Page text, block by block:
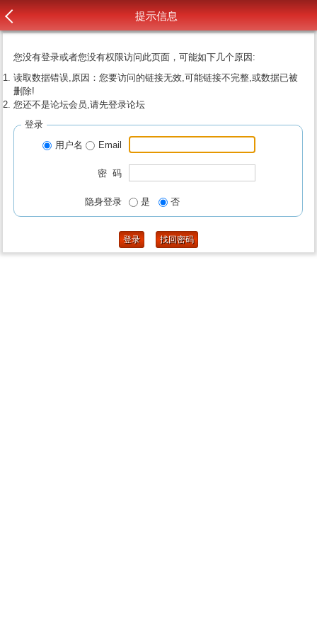
提示信息
您没有登录或者您没有权限访问此页面，可能如下几个原因:
读取数据错误,原因：您要访问的链接无效,可能链接不完整,或数据已被
删除!
您还不是论坛会员,请先登录论坛
登录
用户名
Email
密 码
隐身登录 是 否